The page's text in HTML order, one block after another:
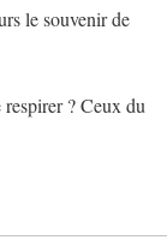
le souvenir de
respirer ? Ceux du